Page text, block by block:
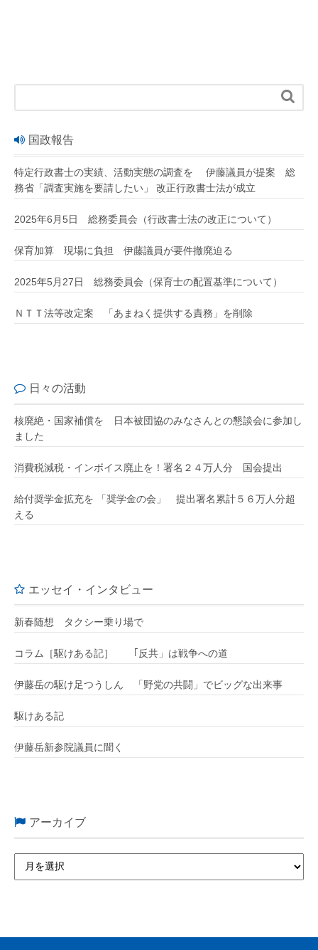

国政報告
特定行政書士の実績、活動実態の調査を 伊藤議員が提案 総
務省「調査実施を要請したい」 改正行政書士法が成立
2025年6月5日 総務委員会（行政書士法の改正について）
保育加算 現場に負担 伊藤議員が要件撤廃迫る
2025年5月27日 総務委員会（保育士の配置基準について）
ＮＴＴ法等改定案 「あまねく提供する責務」を削除
日々の活動
核廃絶・国家補償を 日本被団協のみなさんとの懇談会に参加し
ました
消費税減税・インボイス廃止を！署名２４万人分 国会提出
給付奨学金拡充を 「奨学金の会」 提出署名累計５６万人分超
える
エッセイ・インタビュー
新春随想 タクシー乗り場で
コラム［駆けある記］ ｢反共」は戦争への道
伊藤岳の駆け足つうしん 「野党の共闘」でビッグな出来事
駆けある記
伊藤岳新参院議員に聞く
アーカイブ